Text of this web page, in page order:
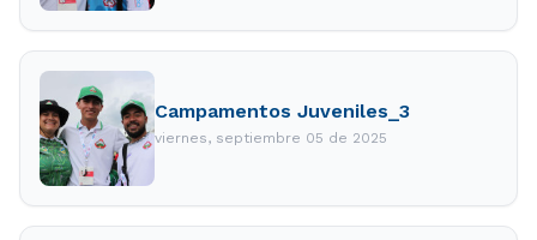
Campamentos Juveniles_3
viernes, septiembre 05 de 2025